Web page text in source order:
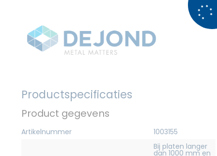
Productspecificaties
Product gegevens
Artikelnummer 1003155
Bij platen langer
dan 1000 mm en